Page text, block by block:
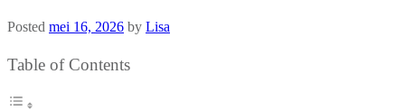
Posted mei 16, 2026 by Lisa
Table of Contents